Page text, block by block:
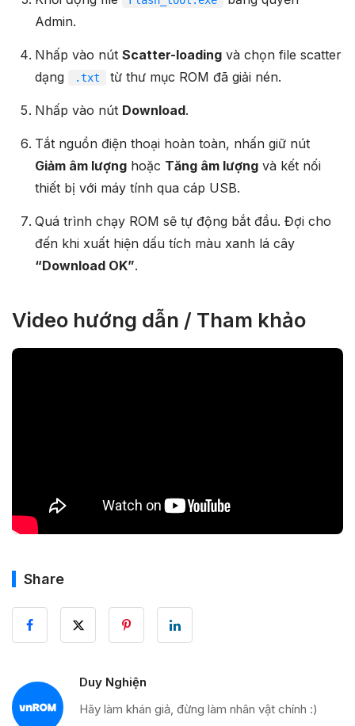
Admin.
Nhấp vào nút Scatter-loadingvà chọn file scatter
dạng
.txt từ thư mục ROM đã giải nén.
Nhấp vào nút Download.
Tắt nguồn điện thoại hoàn toàn, nhấn giữ nút
Giảm âm lượnghoặc Tăng âm lượngvà kết nối
thiết bị với máy tính qua cáp USB.
Quá trình chạy ROM sẽ tự động bắt đầu. Đợi cho
đến khi xuất hiện dấu tích màu xanh lá cây
“Download OK”.
Video hướng dẫn / Tham khảo
Share
Duy Nghiện
Hãy làm khán giả, đừng làm nhân vật chính :)